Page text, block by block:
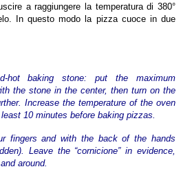
a raggiungere la temperatura di 380°
In questo modo la pizza cuoce in due
hot baking stone: put the maximum
the stone in the center, then turn on the
Increase the temperature of the oven
10 minutes before baking pizzas.
fingers and with the back of the hands
Leave the “cornicione” in evidence,
around.